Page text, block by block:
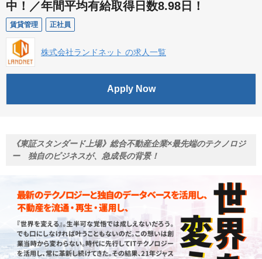
中！／年間平均有給取得日数8.98日！
賃貸管理 正社員
株式会社ランドネット の求人一覧
Apply Now
《東証スタンダード上場》総合不動産企業×最先端のテクノロジ
ー 独自のビジネスが、急成長の背景！